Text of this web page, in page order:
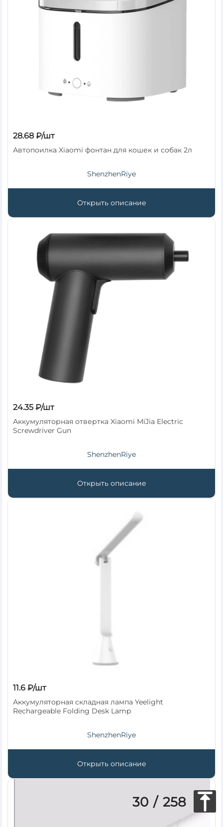
28.68 ₽/шт
Автопоилка Xiaomi фонтан для кошек и собак 2л
ShenzhenRiye
Открыть описание
24.35 ₽/шт
Аккумуляторная отвертка Xiaomi MiJia Electric
Screwdriver Gun
ShenzhenRiye
Открыть описание
11.6 ₽/шт
Аккумуляторная складная лампа Yeelight
Rechargeable Folding Desk Lamp
ShenzhenRiye
Открыть описание
30 / 258